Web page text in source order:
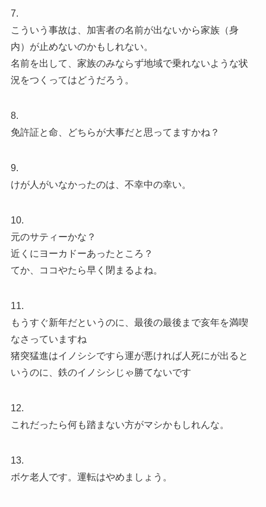
7.
こういう事故は、加害者の名前が出ないから家族（身
内）が止めないのかもしれない。
名前を出して、家族のみならず地域で乗れないような状
況をつくってはどうだろう。
8.
免許証と命、どちらが大事だと思ってますかね？
9.
けが人がいなかったのは、不幸中の幸い。
10.
元のサティーかな？
近くにヨーカドーあったところ？
てか、ココやたら早く閉まるよね。
11.
もうすぐ新年だというのに、最後の最後まで亥年を満喫
なさっていますね
猪突猛進はイノシシですら運が悪ければ人死にが出ると
いうのに、鉄のイノシシじゃ勝てないです
12.
これだったら何も踏まない方がマシかもしれんな。
13.
ボケ老人です。運転はやめましょう。